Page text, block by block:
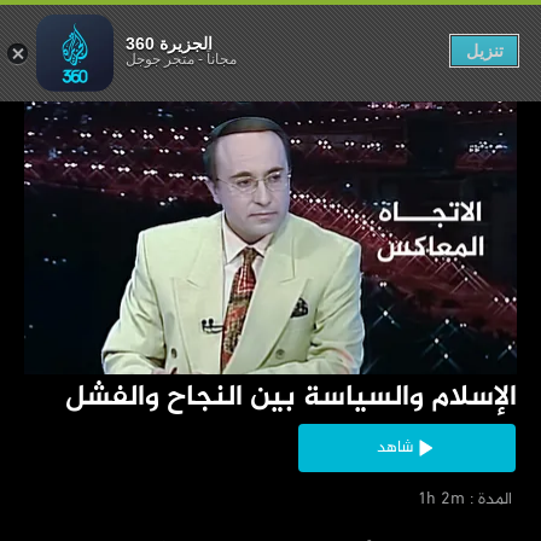
‏الإسلام والسياسة بين النجاح والفشل
شاهد
‏ المدة : 1h 2m
النجاح والفشل
الجزيرة 360
مجاناً-متجر جوجل تنزيل